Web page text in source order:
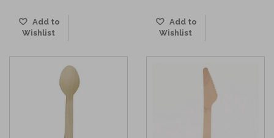
Add to
Wishlist
Add to
Wishlist